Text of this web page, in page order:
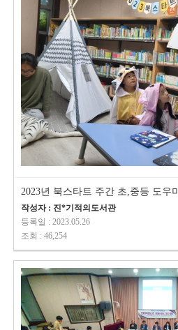
2023년 북스타트 주간 초,중등 도우미
작성자 : 진*기적의도서관
등록일 : 2023.05.26
조회 : 46,254